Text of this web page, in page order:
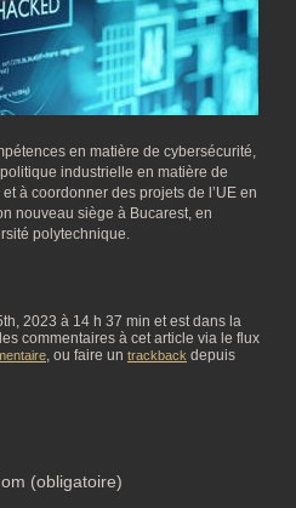
en matière de cybersécurité,
industrielle en matière de
à coordonner des projets de l’UE en
nouveau siège à Bucarest, en
polytechnique.
2023 à 14 h 37 min et est dans la
commentaires à cet article via le flux
, ou faire un trackback depuis
(obligatoire)